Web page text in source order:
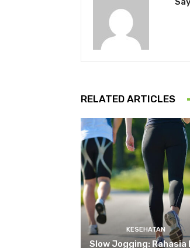
RELATED ARTICLES
KESEHATAN
Slow Jogging: Rahasia